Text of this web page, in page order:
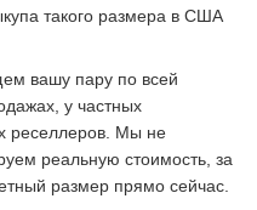
такого размера в США
вашу пару по всей
у частных
реселлеров. Мы не
реальную стоимость, за
размер прямо сейчас.